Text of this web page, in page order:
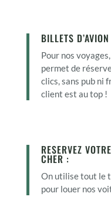
BILLETS
Pour nos
permet de
clics, sans pub ni
client est au top !
RESERVEZ
CHER :
On utilise tout le
pour louer nos